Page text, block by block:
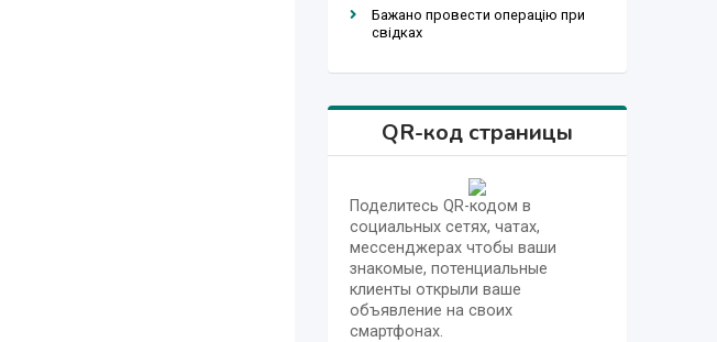
Бажано провести операцію при
свідках
QR-код страницы
Поделитесь QR-кодом в
социальных сетях, чатах,
мессенджерах чтобы ваши
знакомые, потенциальные
клиенты открыли ваше
объявление на своих
смартфонах.